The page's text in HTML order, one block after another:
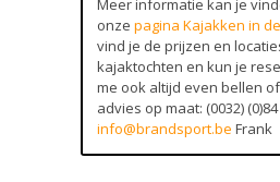
Meer informatie kan je
onze pagina Kajakken in
vind je de prijzen en
kajaktochten en kun je
me ook altijd even bellen
advies op maat: (0032)
info@brandsport.be Frank